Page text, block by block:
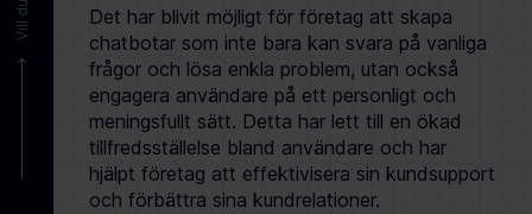
Det har blivit möjligt för företag att skapa
chatbotar som inte bara kan svara på vanliga
frågor och lösa enkla problem, utan också
engagera användare på ett personligt och
meningsfullt sätt. Detta har lett till en ökad
tillfredsställelse bland användare och har
hjälpt företag att effektivisera sin kundsupport
och förbättra sina kundrelationer.